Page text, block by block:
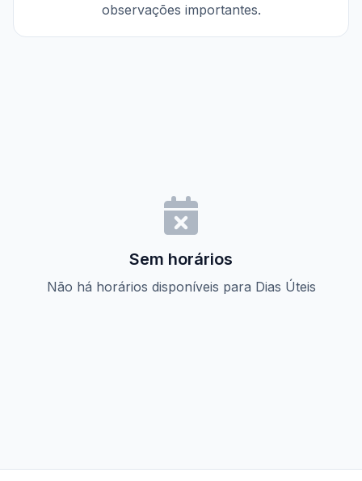
observações importantes.
Sem horários
Não há horários disponíveis para Dias Úteis